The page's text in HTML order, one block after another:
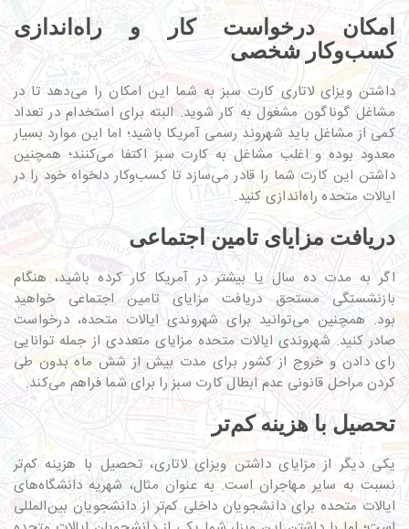
امکان درخواست کار و راه‌اندازی
کسب‌وکار شخصی
داشتن ویزای لاتاری کارت سبز به شما این امکان را می‌دهد تا در
مشاغل گوناگون مشغول به کار شوید. البته برای استخدام در تعداد
کمی از مشاغل باید شهروند رسمی آمریکا باشید؛ اما این موارد بسیار
معدود بوده و اغلب مشاغل به کارت سبز اکتفا می‌کنند؛ همچنین
داشتن این کارت شما را قادر می‌سازد تا کسب‌وکار دلخواه خود را در
ایالات متحده راه‌اندازی کنید.
دریافت مزایای تامین اجتماعی
اگر به مدت ده سال یا بیشتر در آمریکا کار کرده باشید، هنگام
بازنشستگی مستحق دریافت مزایای تامین اجتماعی خواهید
بود. همچنین می‌توانید برای شهروندی ایالات متحده، درخواست
صادر کنید. شهروندی ایالات متحده مزایای متعددی از جمله توانایی
رای دادن و خروج از کشور برای مدت بیش از شش ماه بدون طی
کردن مراحل قانونی عدم ابطال کارت سبز را برای شما فراهم می‌کند.
تحصیل با هزینه کم‌تر
یکی دیگر از مزایای داشتن ویزای لاتاری، تحصیل با هزینه کم‌تر
نسبت به سایر مهاجران است. به عنوان مثال، شهریه دانشگاه‌های
ایالات متحده برای دانشجویان داخلی کم‌تر از دانشجویان بین‌المللی